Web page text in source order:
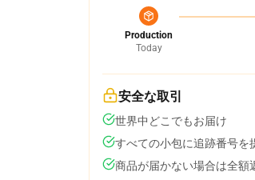
Production
Today
安全な取引
世界中どこでもお届け
すべての小包に追跡番号を
商品が届かない場合は全額